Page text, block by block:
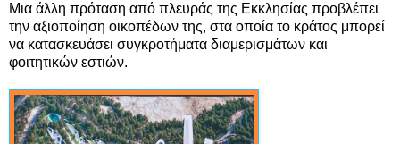
Μια άλλη πρόταση από πλευράς της Εκκλησίας προβλέπει
την αξιοποίηση οικοπέδων της, στα οποία το κράτος μπορεί
να κατασκευάσει συγκροτήματα διαμερισμάτων και
φοιτητικών εστιών.